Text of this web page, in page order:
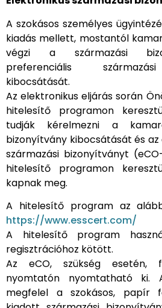
A szokásos személyes
kiadás mellett, mostantól
végzi a származási
preferenciális
kibocsátását.
Az elektronikus eljárás során
hitelesítő programon
tudják kérelmezni a
bizonyítvány kibocsátását és
származási bizonyítványt
hitelesítő programon
kapnak meg.
A hitelesítő program az
https://www.esscert.com/
A hitelesítő program
regisztrációhoz kötött.
Az eCO, szükség esetén,
nyomtatón nyomtatható ki.
megfelel a szokásos, papír